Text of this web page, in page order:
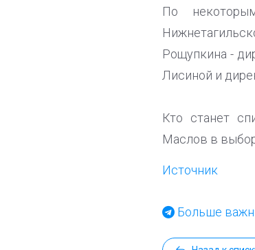
По
Рощупкина -
Лисиной и
Кто станет
Маслов в
Источник
Больше